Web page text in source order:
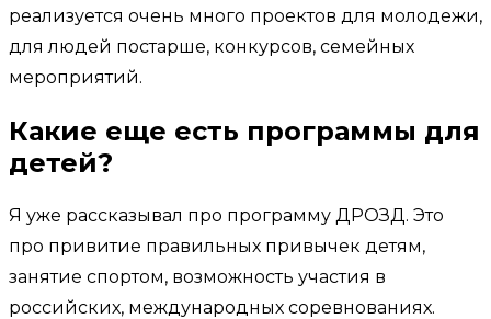
реализуется очень много проектов для молодежи,
для людей постарше, конкурсов, семейных
мероприятий.
Какие еще есть программы для
детей?
Я уже рассказывал про программу ДРОЗД. Это
про привитие правильных привычек детям,
занятие спортом, возможность участия в
российских, международных соревнованиях.